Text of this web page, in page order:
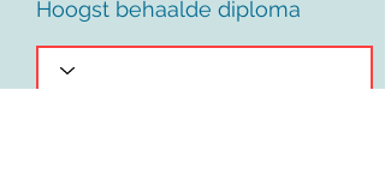
Hoogst behaalde diploma